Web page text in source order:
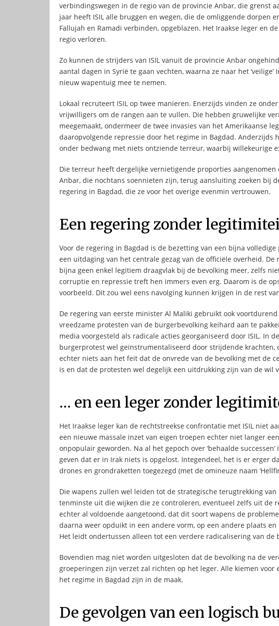
verbindingswegen in de regio van de provincie Anbar, die grenst
jaar heeft ISIL alle bruggen en wegen, die de omliggende dorpen
Fallujah en Ramadi verbinden, opgeblazen. Het Iraakse leger en
regio verloren.
Zo kunnen de strijders van ISIL vanuit de provincie Anbar
aantal dagen in Syrië te gaan vechten, waarna ze naar het
nieuw wapentuig mee te nemen.
Lokaal recruteert ISIL op twee manieren. Enerzijds vinden ze
vrijwilligers om de rangen aan te vullen. Die hebben gruwelijke
meegemaakt, ondermeer de twee invasies van het Amerikaanse
daaropvolgende repressie door het regime in Bagdad. Anderzijds
onder bedwang met niets ontziende terreur, waarbij willekeurige
Die terreur heeft dergelijke vernietigende proporties
Anbar, die nochtans soennieten zijn, terug aansluiting zoeken bij
regering in Bagdad, die ze voor het overige evenmin vertrouwen.
Een regering zonder
Voor de regering in Bagdad is de bezetting van een bijna
een uitdaging van het centrale gezag van de officiële overheid.
bijna geen enkel legitiem draagvlak bij de bevolking meer, zelfs
corruptie en repressie treft hen immers even erg. Daarom is de
voorbeeld. Dit zou wel eens navolging kunnen krijgen in de rest
De regering van eerste minister Al Maliki gebruikt ook voortdurend
vreedzame protesten van de burgerbevolking keihard aan te
media voorgesteld als radicale acties georganiseerd door ISIL. In
burgerprotest wel geïnstrumentaliseerd door strijdende krachten,
echter niets aan het feit dat de onvrede van de bevolking met de
is en dat de protesten wel degelijk een uitdrukking zijn van de wil
… en een leger zonder
Het Iraakse leger kan de rechtstreekse confrontatie met ISIL niet
een nieuwe massale inzet van eigen troepen echter niet langer
onpopulair geworden. Na al het gepoch over ‘behaalde
geven dat er in Irak niets is opgelost. Integendeel, het is er erger
drones en grondraketten toegezegd (met de omineuze naam
Die wapens zullen wel leiden tot de strategische terugtrekking van
tenminste uit die wijken die ze controleren, eventueel zelfs uit de
echter al voldoende aangetoond, dat dit soort wapens de
daarna weer opduikt in een andere vorm, op een andere plaats
Het leidt ondertussen alleen tot een verdere radicalisering van de
Bovendien mag niet worden uitgesloten dat de bevolking na de
groeperingen zijn verzet zal richten op het leger. Alle kiemen voor
het regime in Bagdad zijn in de maak.
De gevolgen van een logisch